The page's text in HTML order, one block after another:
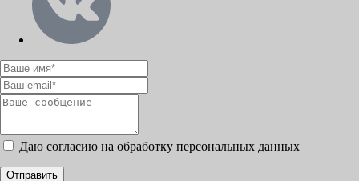
Даю согласию на обработку персональных данных
Отправить